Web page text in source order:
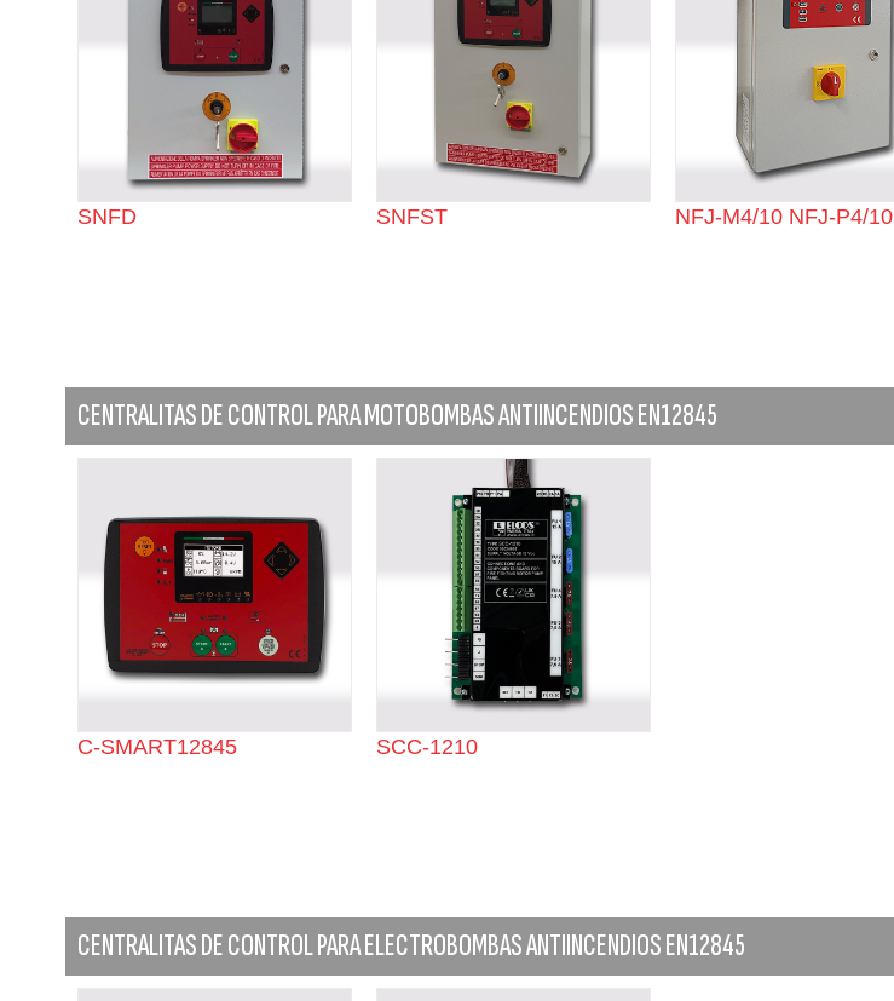
SNFD SNFST NFJ-M4/10 NFJ-P4/10
CENTRALITAS DE CONTROL PARA MOTOBOMBAS ANTIINCENDIOS EN12845
C-SMART12845 SCC-1210
CENTRALITAS DE CONTROL PARA ELECTROBOMBAS ANTIINCENDIOS EN12845